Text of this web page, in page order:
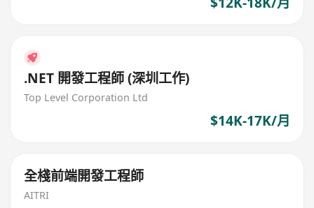
.NET 開發工程師 (深圳工作)
Top Level Corporation Ltd
$14K-17K/月
全棧前端開發工程師
AITRI